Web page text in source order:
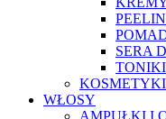
SERA
TONIKI
WŁOSY
AMPUŁKI I